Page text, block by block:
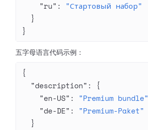
    "ru"
: "Стартовый набор"
  }
}
五字母语言代码示例：
{
  "description"
: {
    "en-US"
: "Premium bundle"
    "de-DE"
: "Premium-Paket"
  }